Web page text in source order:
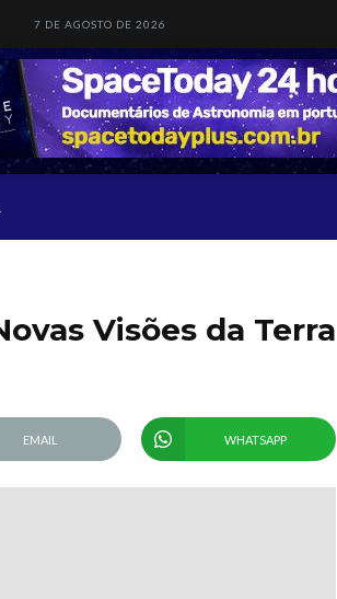
7 DE AGOSTO DE 2026
Visões da Terra
EMAIL WHATSAPP